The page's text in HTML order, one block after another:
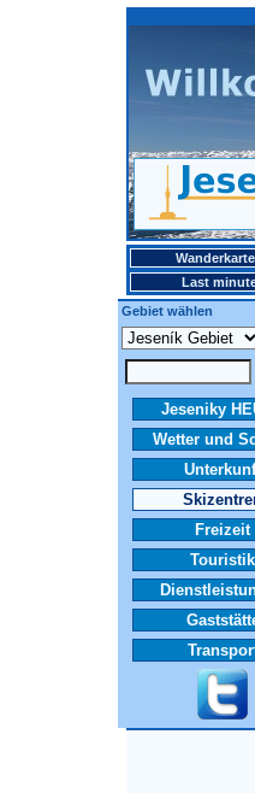
Last
Gebiet wählen
Jeseniky
Wetter und
Freizeit
Touristik